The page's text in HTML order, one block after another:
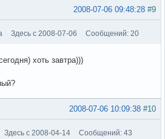
#9
2008-07-06 09:48:28
Здесь с 2008-07-06 Сообщений: 20
хоть завтра)))
#10
2008-07-06 10:09:38
Здесь с 2008-04-14 Сообщений: 43